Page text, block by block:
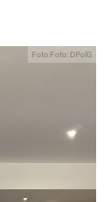
Foto:Foto: DPolG